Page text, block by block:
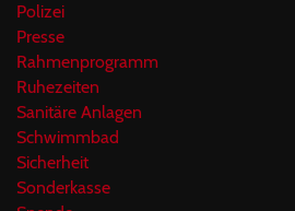
Polizei
Presse
Rahmenprogramm
Ruhezeiten
Sanitäre Anlagen
Schwimmbad
Sicherheit
Sonderkasse